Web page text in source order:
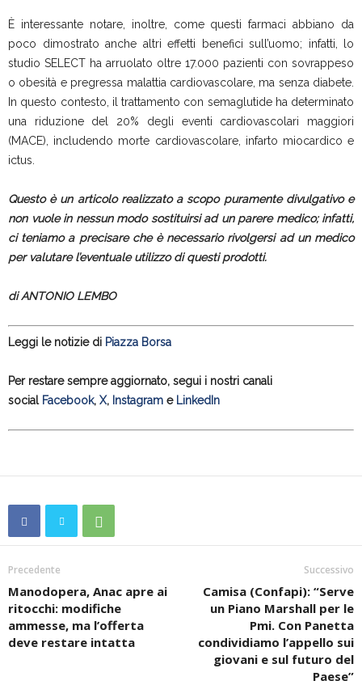
È interessante notare, inoltre, come questi farmaci abbiano da
poco dimostrato anche altri effetti benefici sull’uomo; infatti, lo
studio SELECT ha arruolato oltre 17.000 pazienti con sovrappeso
o obesità e pregressa malattia cardiovascolare, ma senza diabete.
In questo contesto, il trattamento con semaglutide ha determinato
una riduzione del 20% degli eventi cardiovascolari maggiori
(MACE), includendo morte cardiovascolare, infarto miocardico e
ictus.
Questo è un articolo realizzato a scopo puramente divulgativo e
non vuole in nessun modo sostituirsi ad un parere medico; infatti,
ci teniamo a precisare che è necessario rivolgersi ad un medico
per valutare l’eventuale utilizzo di questi prodotti.
di ANTONIO LEMBO
Leggi le notizie di Piazza Borsa
Per restare sempre aggiornato, segui i nostri canali
social Facebook, X, Instagram e LinkedIn
Precedente
Manodopera, Anac apre ai
ritocchi: modifiche
ammesse, ma l’offerta
deve restare intatta
Successivo
Camisa (Confapi): “Serve
un Piano Marshall per le
Pmi. Con Panetta
condividiamo l’appello sui
giovani e sul futuro del
Paese”